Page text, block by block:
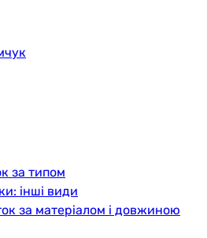
за типом
інші види
за матеріалом і довжиною